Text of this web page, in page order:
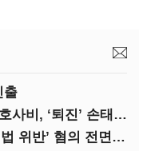
출
우리은행 ‘라임 징계’ 소송 변호사비, ‘퇴진’ 손태승 회장 개인이 납부하나
(영상)이재명, ‘배임·부패방지법 위반’ 혐의 전면 반박(종합)